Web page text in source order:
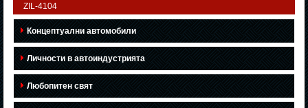
ZIL-4104
Концептуални автомобили
Личности в автоиндустрията
Любопитен свят